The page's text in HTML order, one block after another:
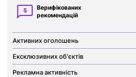
5
Верифікованих
рекомен­дацій
Активних оголошень
Ексклюзивних об'єктів
Рекламна активність